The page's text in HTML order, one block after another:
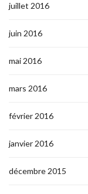
juillet 2016
juin 2016
mai 2016
mars 2016
février 2016
janvier 2016
décembre 2015